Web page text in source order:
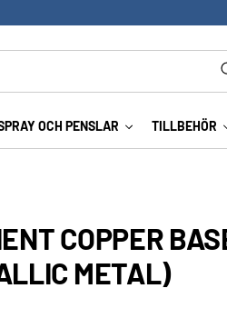
OCH PENSLAR TILLBEHÖR
COPPER
METAL)